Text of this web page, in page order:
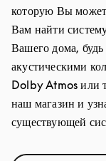
которую Вы
Вам найти
Вашего дома, будь
акустическими
Dolby Atmos или
наш магазин и
существующей